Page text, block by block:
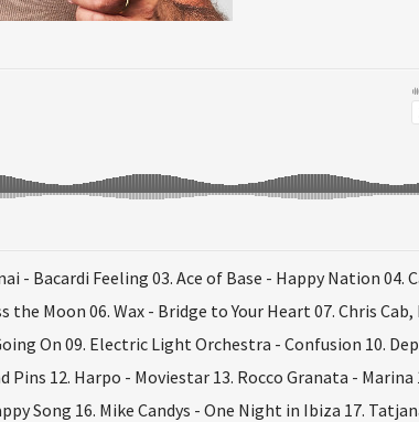
- Bacardi Feeling 03. Ace of Base - Happy Nation 04.
the Moon 06. Wax - Bridge to Your Heart 07. Chris
On 09. Electric Light Orchestra - Confusion 10.
12. Harpo - Moviestar 13. Rocco Granata - Marina
Song 16. Mike Candys - One Night in Ibiza 17.